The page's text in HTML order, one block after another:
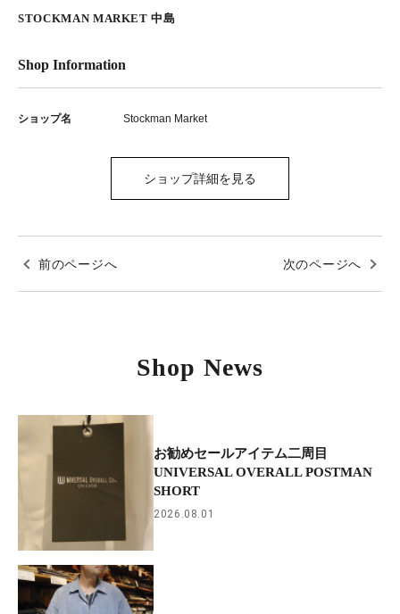
STOCKMAN MARKET 中島
Shop Information
ショップ名 Stockman Market
ショップ詳細を見る
前のページへ 次のページへ
Shop News
お勧めセールアイテム二周目
UNIVERSAL OVERALL POSTMAN
SHORT
2026.08.01